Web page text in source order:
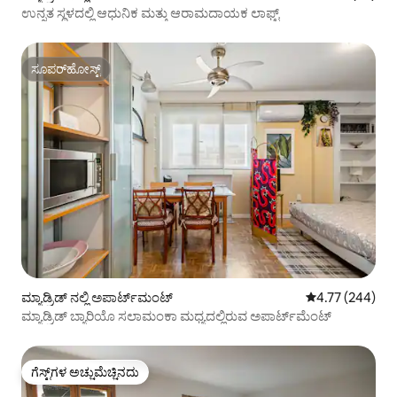
ಉನ್ನತ ಸ್ಥಳದಲ್ಲಿ ಆಧುನಿಕ ಮತ್ತು ಆರಾಮದಾಯಕ ಲಾಫ್ಟ್
ಸೂಪರ್‌ಹೋಸ್ಟ್
ಸೂಪರ್‌ಹೋಸ್ಟ್
ಮ್ಯಾಡ್ರಿಡ್ ನಲ್ಲಿ ಅಪಾರ್ಟ್‌ಮಂಟ್ 5 ರಲ್ಲಿ 4.77
4.77 (244)
ಮ್ಯಾಡ್ರಿಡ್ ಬ್ಯಾರಿಯೊ ಸಲಾಮಂಕಾ ಮಧ್ಯದಲ್ಲಿರುವ ಅಪಾರ್ಟ್‌ಮೆಂಟ್
ಗೆಸ್ಟ್‌ಗಳ ಅಚ್ಚುಮೆಚ್ಚಿನದು
ಗೆಸ್ಟ್‌ಗಳ ಅಚ್ಚುಮೆಚ್ಚಿನದು